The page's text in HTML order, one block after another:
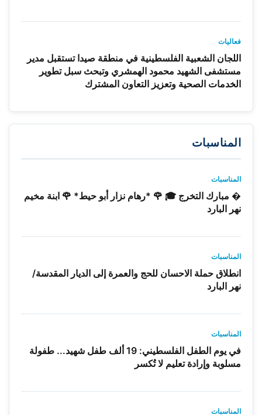
فعاليات
اللجان الشعبية الفلسطينية في منطقة صيدا تستقبل مدير
مستشفى الشهيد محمود الهمشري وتبحث سبل تطوير
الخدمات الصحية وتعزيز التعاون المشترك
المناسبات
المناسبات
� مبارك التخرج 🎓 🌹 *رهام نزار أبو حيط* 🌹 ابنة مخيم
نهر البارد
المناسبات
انطلاق حملة الاحسان للحج والعمرة إلى الديار المقدسة/
نهر البارد
المناسبات
في يوم الطفل الفلسطيني: 19 ألف طفل شهيد... طفولة
مسلوبة وإرادة تعليم لا تُكسر
المناسبات